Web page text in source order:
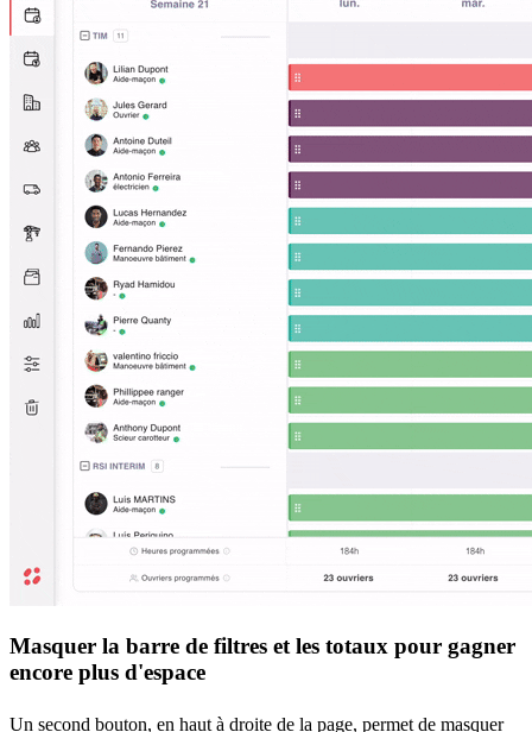
Masquer la barre de filtres et les totaux pour gagner
encore plus d'espace
Un second bouton, en haut à droite de la page, permet de masquer